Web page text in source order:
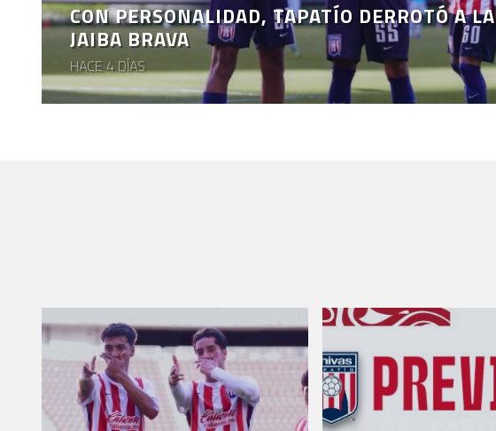
CON PERSONALIDAD, TAPATÍO DERROTÓ A LA
JAIBA BRAVA
HACE 4 DÍAS